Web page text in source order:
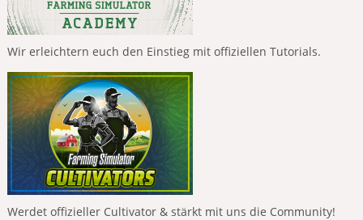
Wir erleichtern euch den Einstieg mit offiziellen Tutorials.
Werdet offizieller Cultivator & stärkt mit uns die Community!